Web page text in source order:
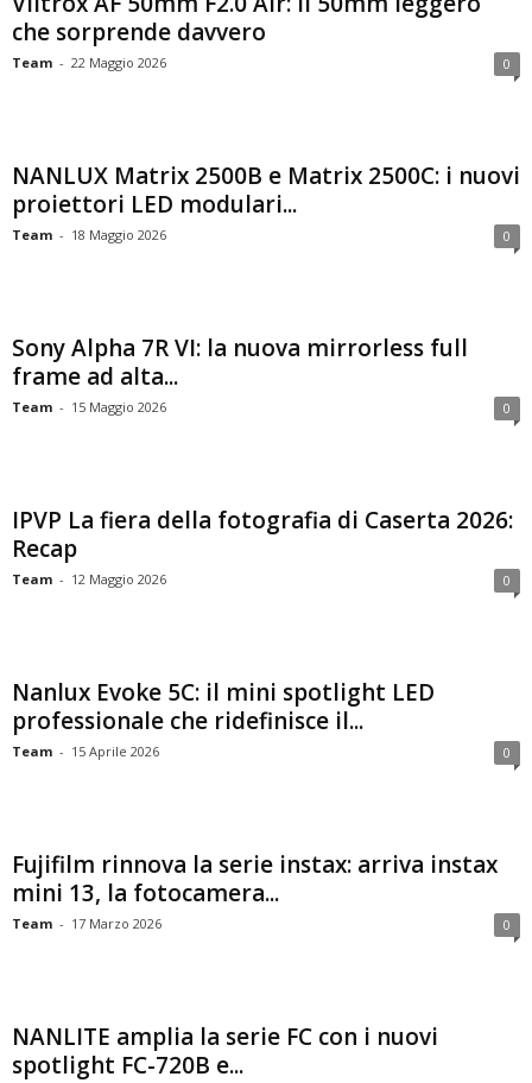
che sorprende davvero
Team - 22 Maggio 2026 0
NANLUX Matrix 2500B e Matrix 2500C: i nuovi
proiettori LED modulari...
Team - 18 Maggio 2026 0
Sony Alpha 7R VI: la nuova mirrorless full
frame ad alta...
Team - 15 Maggio 2026 0
IPVP La fiera della fotografia di Caserta 2026:
Recap
Team - 12 Maggio 2026 0
Nanlux Evoke 5C: il mini spotlight LED
professionale che ridefinisce il...
Team - 15 Aprile 2026 0
Fujifilm rinnova la serie instax: arriva instax
mini 13, la fotocamera...
Team - 17 Marzo 2026 0
NANLITE amplia la serie FC con i nuovi
spotlight FC-720B e...